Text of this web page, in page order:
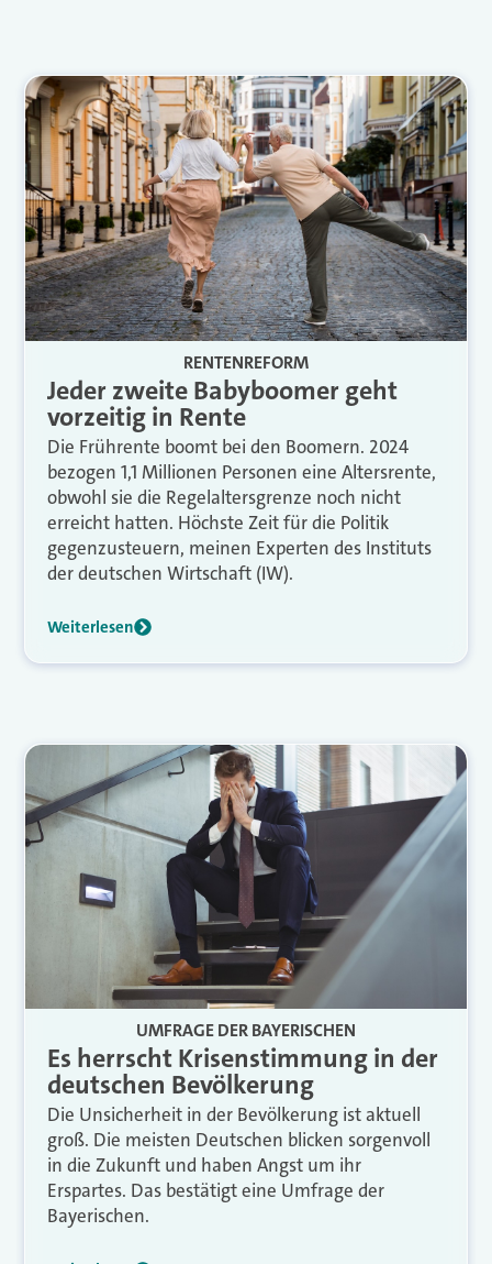
RENTENREFORM
Jeder zweite Babyboomer geht
vorzeitig in Rente
Die Frührente boomt bei den Boomern. 2024
bezogen 1,1 Millionen Personen eine Altersrente,
obwohl sie die Regelaltersgrenze noch nicht
erreicht hatten. Höchste Zeit für die Politik
gegenzusteuern, meinen Experten des Instituts
der deutschen Wirtschaft (IW).
Weiterlesen
UMFRAGE DER BAYERISCHEN
Es herrscht Krisenstimmung in der
deutschen Bevölkerung
Die Unsicherheit in der Bevölkerung ist aktuell
groß. Die meisten Deutschen blicken sorgenvoll
in die Zukunft und haben Angst um ihr
Erspartes. Das bestätigt eine Umfrage der
Bayerischen.